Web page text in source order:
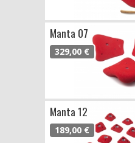
Manta 07
329,00 €
Manta 12
189,00 €